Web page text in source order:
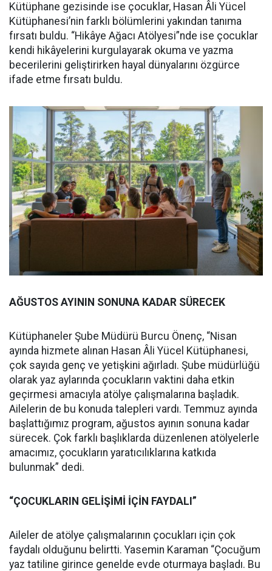
Kütüphane gezisinde ise çocuklar, Hasan Âli Yücel
Kütüphanesi’nin farklı bölümlerini yakından tanıma
fırsatı buldu. “Hikâye Ağacı Atölyesi”nde ise çocuklar
kendi hikâyelerini kurgulayarak okuma ve yazma
becerilerini geliştirirken hayal dünyalarını özgürce
ifade etme fırsatı buldu.
AĞUSTOS AYININ SONUNA KADAR SÜRECEK
Kütüphaneler Şube Müdürü Burcu Önenç, “Nisan
ayında hizmete alınan Hasan Âli Yücel Kütüphanesi,
çok sayıda genç ve yetişkini ağırladı. Şube müdürlüğü
olarak yaz aylarında çocukların vaktini daha etkin
geçirmesi amacıyla atölye çalışmalarına başladık.
Ailelerin de bu konuda talepleri vardı. Temmuz ayında
başlattığımız program, ağustos ayının sonuna kadar
sürecek. Çok farklı başlıklarda düzenlenen atölyelerle
amacımız, çocukların yaratıcılıklarına katkıda
bulunmak” dedi.
“ÇOCUKLARIN GELİŞİMİ İÇİN FAYDALI”
Aileler de atölye çalışmalarının çocukları için çok
faydalı olduğunu belirtti. Yasemin Karaman “Çocuğum
yaz tatiline girince genelde evde oturmaya başladı. Bu